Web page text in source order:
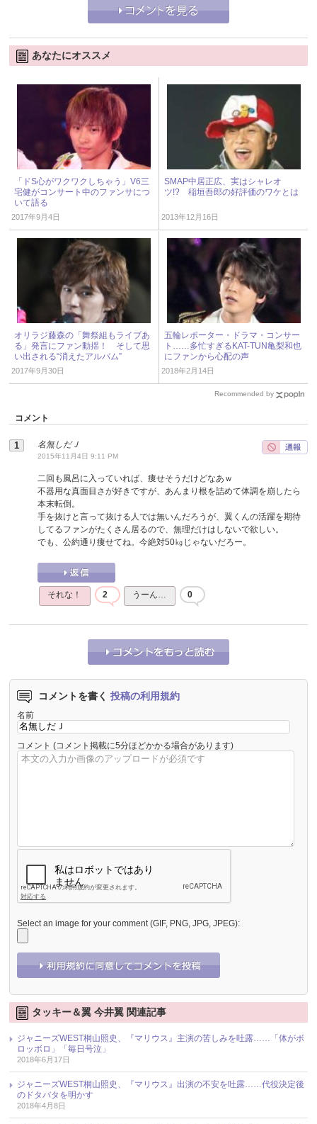
あなたにオススメ
「ドS心がワクワクしちゃう」V6三
宅健がコンサート中のファンサにつ
いて語る
2017年9月4日
SMAP中居正広、実はシャレオ
ツ!? 稲垣吾郎の好評価のワケとは
2013年12月16日
オリラジ藤森の「舞祭組もライブあ
る」発言にファン動揺！ そして思
い出される“消えたアルバム”
2017年9月30日
五輪レポーター・ドラマ・コンサー
ト……多忙すぎるKAT-TUN亀梨和也
にファンから心配の声
2018年2月14日
Recommended by
コメント
名無しだＪ
2015年11月4日 9:11 PM
二回も風呂に入っていれば、痩せそうだけどなあｗ
不器用な真面目さが好きですが、あんまり根を詰めて体調を崩したら
本末転倒。
手を抜けと言って抜ける人では無いんだろうが、翼くんの活躍を期待
してるファンがたくさん居るので、無理だけはしないで欲しい。
でも、公約通り痩せてね。今絶対50㎏じゃないだろー。
それな！ 2 うーん… 0
コメントを書く 投稿の利用規約
名前
コメント (コメント掲載に5分ほどかかる場合があります)
Select an image for your comment (GIF, PNG, JPG, JPEG):
タッキー＆翼 今井翼 関連記事
ジャニーズWEST桐山照史、『マリウス』主演の苦しみを吐露……「体がボ
ロッボロ」「毎日号泣」
2018年6月17日
ジャニーズWEST桐山照史、『マリウス』出演の不安を吐露……代役決定後
のドタバタを明かす
2018年4月8日